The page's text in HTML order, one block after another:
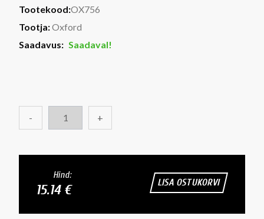
Tootekood:OX756
Tootja:Oxford
Saadavus: Saadaval!
- +
Hind:
15.14 € LISA OSTUKORVI